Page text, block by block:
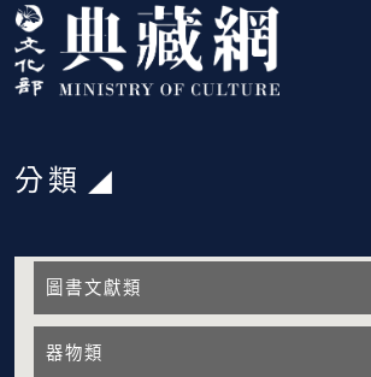
跳到主要內容
:::
:::
分類
圖書文獻類
器物類